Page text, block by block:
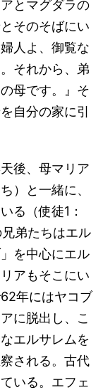
とマグダラの
そのそばにい
人よ、御覧な
それから、弟
母です。』そ
自分の家に引
後、母マリア
）と一緒に、
る（使徒1：
弟たちはエル
を中心にエル
アもそこにい
年にはヤコブ
に脱出し、こ
エルサレムを
される。古代
いる。エフェ